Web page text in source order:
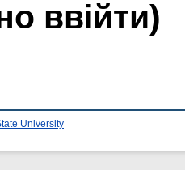
ввійти)
University